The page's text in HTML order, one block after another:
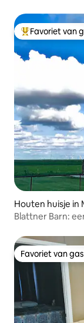
Topfavoriet
Favoriet van
Houten huisje in
Blattner Barn:
Favoriet van
Favoriet van